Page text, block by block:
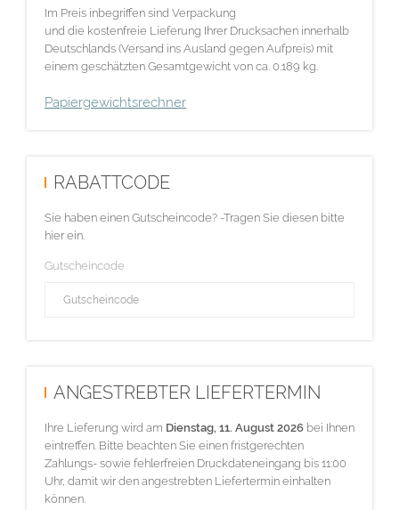
Im Preis inbegriffen sind Verpackung
und die kostenfreie Lieferung Ihrer Drucksachen innerhalb
Deutschlands (Versand ins Ausland gegen Aufpreis) mit
einem geschätzten Gesamtgewicht von ca. 0.189 kg.
Papiergewichtsrechner
RABATTCODE
Sie haben einen Gutscheincode? -Tragen Sie diesen bitte
hier ein.
Gutscheincode
ANGESTREBTER LIEFERTERMIN
Ihre Lieferung wird am Dienstag, 11. August 2026 bei Ihnen
eintreffen. Bitte beachten Sie einen fristgerechten
Zahlungs- sowie fehlerfreien Druckdateneingang bis 11:00
Uhr, damit wir den angestrebten Liefertermin einhalten
können.